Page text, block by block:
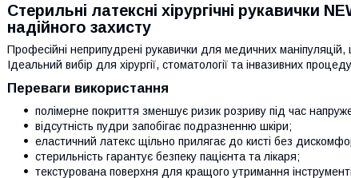
Стерильні латексні хірургічні рукавички
надійного захисту
Професійні неприпудрені рукавички для медичних
Ідеальний вибір для хірургії, стоматології та інвазивних
Переваги використання
полімерне покриття зменшує ризик розриву під час
відсутність пудри запобігає подразненню шкіри;
еластичний латекс щільно прилягає до кисті без
стерильність гарантує безпеку пацієнта та лікаря;
текстурована поверхня для кращого утримання